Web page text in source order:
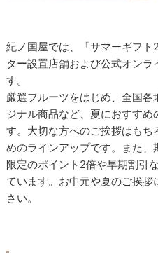
紀ノ国屋では、「サマーギフ
ター設置店舗および公式オン
す。
厳選フルーツをはじめ、全国各
ジナル商品など、夏におすすめ
す。大切な方へのご挨拶はも
めのラインアップです。また
限定のポイント2倍や早期割引
ています。お中元や夏のご挨
さい。